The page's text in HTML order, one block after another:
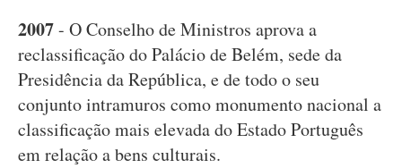
2007- O Conselho de Ministros aprova a
reclassificação do Palácio de Belém, sede da
Presidência da República, e de todo o seu
conjunto intramuros como monumento nacional a
classificação mais elevada do Estado Português
em relação a bens culturais.